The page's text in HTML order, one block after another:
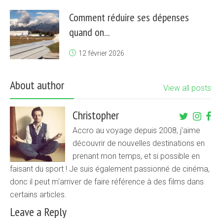
Comment réduire ses dépenses
quand on...
12 février 2026
About author View all posts
Christopher
Accro au voyage depuis 2008, j'aime
découvrir de nouvelles destinations en
prenant mon temps, et si possible en
faisant du sport ! Je suis également passionné de cinéma,
donc il peut m'arriver de faire référence à des films dans
certains articles.
Leave a Reply